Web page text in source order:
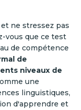
ne stressez pas
vous que ce test
de compétence
de
niveaux de
une
linguistiques,
d'apprendre et